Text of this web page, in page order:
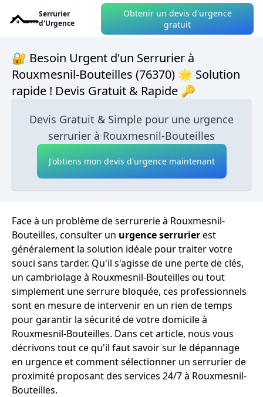
Serrurier
d'Urgence
Obtenir un devis d'urgence
gratuit
🔐 Besoin Urgent d'un Serrurier à
Rouxmesnil-Bouteilles (76370) 🌟 Solution
rapide ! Devis Gratuit & Rapide 🔑
Devis Gratuit & Simple pour une urgence
serrurier à Rouxmesnil-Bouteilles
J'obtiens mon devis d'urgence maintenant
Face à un problème de serrurerie à Rouxmesnil-
Bouteilles, consulter un urgence serrurierest
généralement la solution idéale pour traiter votre
souci sans tarder. Qu'il s'agisse de une perte de clés,
un cambriolage à Rouxmesnil-Bouteilles ou tout
simplement une serrure bloquée, ces professionnels
sont en mesure de intervenir en un rien de temps
pour garantir la sécurité de votre domicile à
Rouxmesnil-Bouteilles. Dans cet article, nous vous
décrivons tout ce qu'il faut savoir sur le dépannage
en urgence et comment sélectionner un serrurier de
proximité proposant des services 24/7 à Rouxmesnil-
Bouteilles.